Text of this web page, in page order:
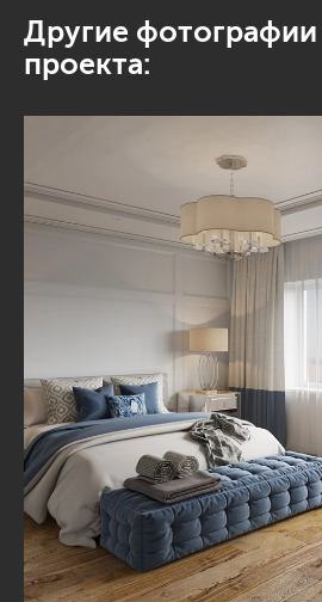
Другие фотографии
проекта: